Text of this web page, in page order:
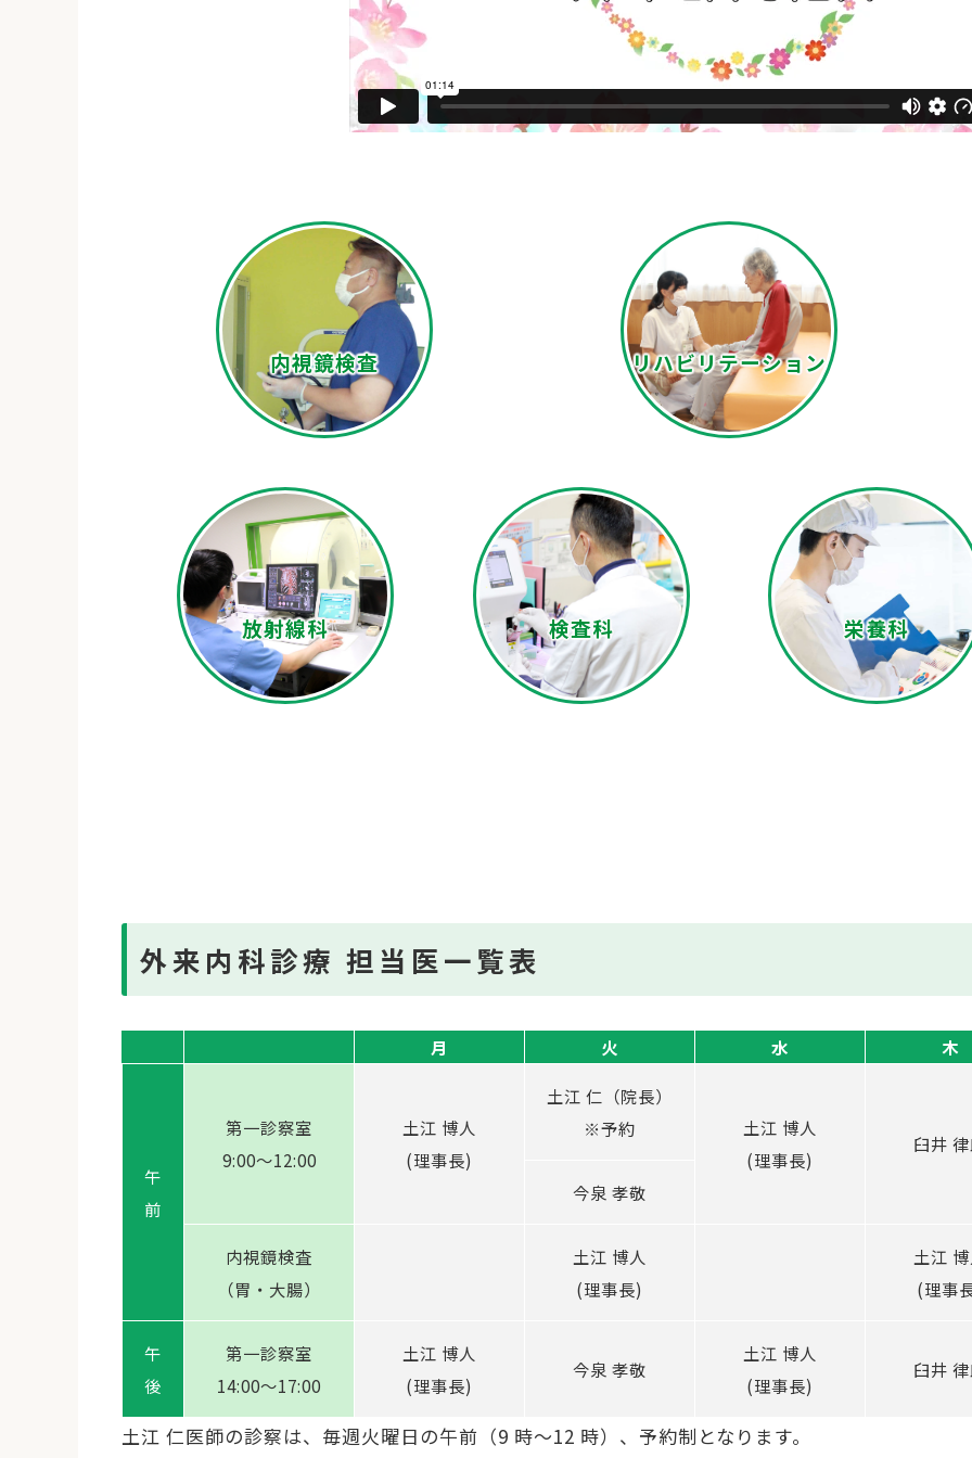
内視鏡検査 リハビリテーション
放射線科 検査科 栄養科
外来内科診療 担当医一覧表
月 火 水 木
午
前
第一診察室
9:00〜12:00
土江 博人
(理事長)
土江 仁（院長）
※予約
土江 博人
(理事長)
臼井
今泉 孝敬
内視鏡検査
（胃・大腸）
土江 博人
(理事長)
土江
(理事
午
後
第一診察室
14:00〜17:00
土江 博人
(理事長)
今泉 孝敬
土江 博人
(理事長)
臼井
土江 仁医師の診察は、毎週火曜日の午前（9 時〜12 時）、予約制となります。